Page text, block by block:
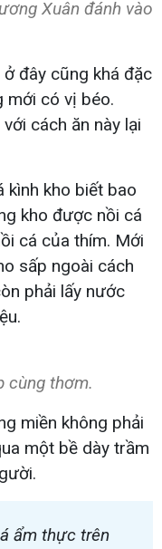
Xuân đánh vào
đây cũng khá đặc
mới có vị béo.
cách ăn này lại
kình kho biết bao
kho được nồi cá
cá của thím. Mới
sấp ngoài cách
phải lấy nước
cùng thơm.
miền không phải
một bề dày trầm
ẩm thực trên